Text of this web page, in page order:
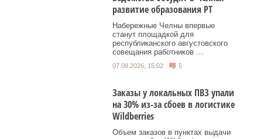
развитие образования РТ
Набережные Челны впервые
станут площадкой для
республиканского августовского
совещания работников ...
07.08.2026, 15:02 5
Заказы у локальных ПВЗ упали
на 30% из-за сбоев в логистике
Wildberries
Объем заказов в пунктах выдачи